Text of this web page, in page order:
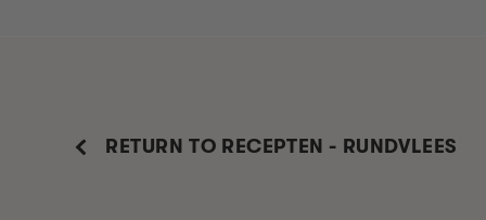
RETURN TO RECEPTEN - RUNDVLEES